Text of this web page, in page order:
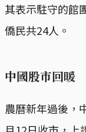
其表示駐守的館
僑民共24人。
中國股市回暖
農曆新年過後，